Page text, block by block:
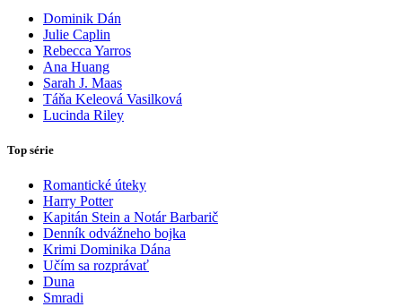
Dominik Dán
Julie Caplin
Rebecca Yarros
Ana Huang
Sarah J. Maas
Táňa Keleová Vasilková
Lucinda Riley
Top série
Romantické úteky
Harry Potter
Kapitán Stein a Notár Barbarič
Denník odvážneho bojka
Krimi Dominika Dána
Učím sa rozprávať
Duna
Smradi